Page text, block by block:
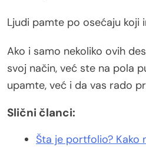
Ljudi pamte po osećaju koji
Ako i samo nekoliko ovih
svoj način, već ste na pola
upamte, već i da vas rado
Slični članci:
Šta je portfolio? Kako